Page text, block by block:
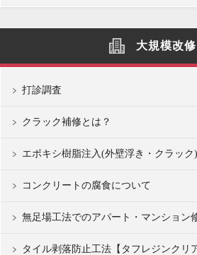
大規模改修
打診調査
クラック補修とは？
エポキシ樹脂注入(外壁浮き・クラック)
コンクリートの腐食について
無足場工法でのアパート・マンション
タイル剥落防止工法【タフレジンクリ